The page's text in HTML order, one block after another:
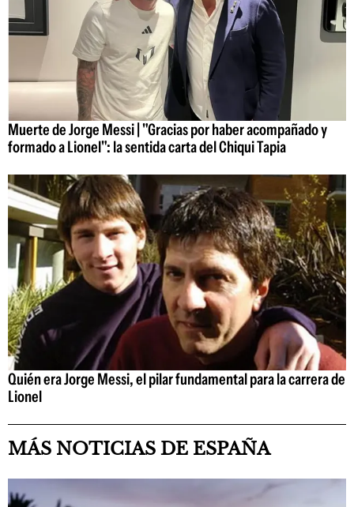
Muerte de Jorge Messi | "Gracias por haber acompañado y
formado a Lionel": la sentida carta del Chiqui Tapia
Quién era Jorge Messi, el pilar fundamental para la carrera de
Lionel
MÁS NOTICIAS DE ESPAÑA